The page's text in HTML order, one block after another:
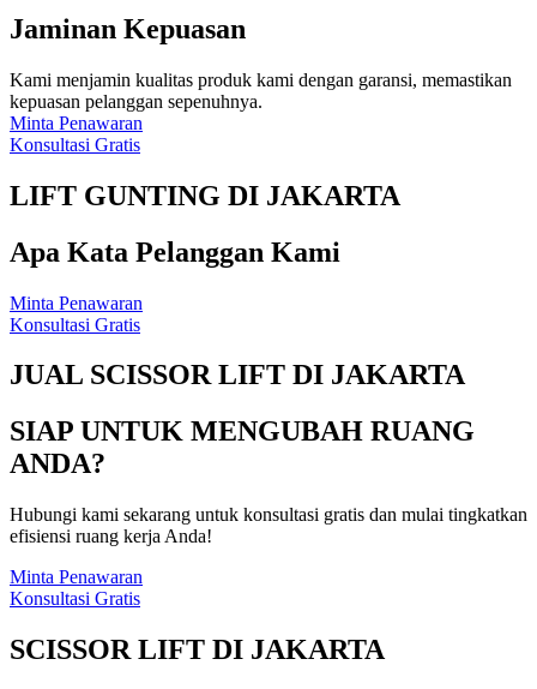
Jaminan Kepuasan
Kami menjamin kualitas produk kami dengan garansi, memastikan
kepuasan pelanggan sepenuhnya.
Minta Penawaran
Konsultasi Gratis
LIFT GUNTING DI JAKARTA
Apa Kata Pelanggan Kami
Minta Penawaran
Konsultasi Gratis
JUAL SCISSOR LIFT DI JAKARTA
SIAP UNTUK MENGUBAH RUANG
ANDA?
Hubungi kami sekarang untuk konsultasi gratis dan mulai tingkatkan
efisiensi ruang kerja Anda!
Minta Penawaran
Konsultasi Gratis
SCISSOR LIFT DI JAKARTA